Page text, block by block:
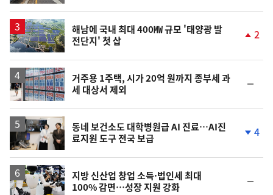
해남에 국내 최대 400㎿ 규모 '태양광 발
전단지' 첫 삽
상
2
거주용 1주택, 시가 20억 원까지 종부세 과
세 대상서 제외
일
동네 보건소도 대학병원급 AI 진료…AI진
료지원 도구 전국 보급
하
4
지방 신산업 창업 소득·법인세 최대
100% 감면…성장 지원 강화